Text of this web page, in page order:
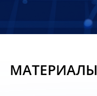
Материалы
МАТЕРИАЛЫ